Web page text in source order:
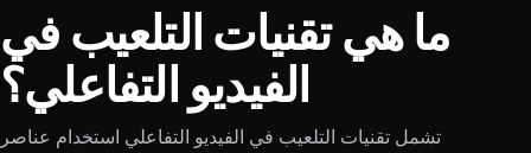
ما هي تقنيات التلعيب في
الفيديو التفاعلي؟
تشمل تقنيات التلعيب في الفيديو التفاعلي استخدام عناصر